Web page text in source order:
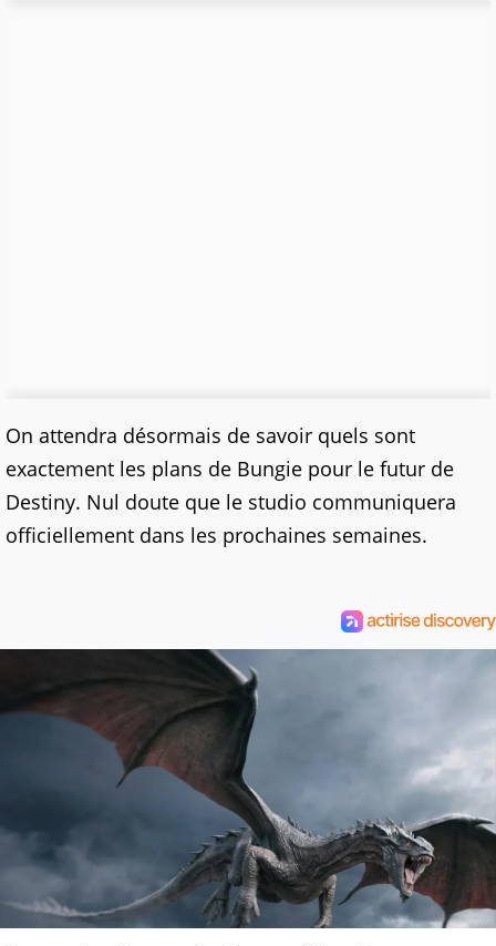
On attendra désormais de savoir quels sont
exactement les plans de Bungie pour le futur de
Destiny. Nul doute que le studio communiquera
officiellement dans les prochaines semaines.